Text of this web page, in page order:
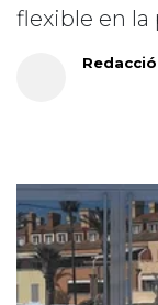
flexible en la